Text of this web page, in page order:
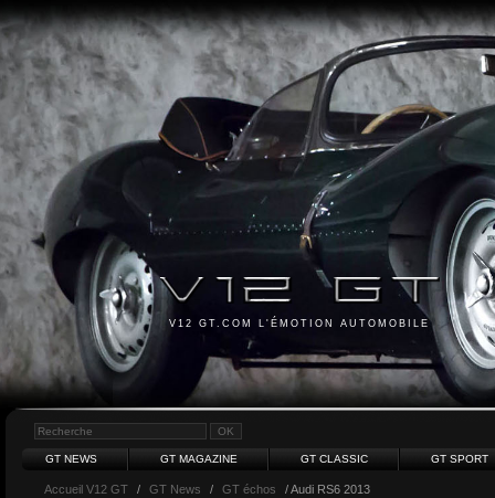
V12 GT.COM L'ÉMOTION AUTOMOBILE
GT NEWS GT MAGAZINE GT CLASSIC GT SPORT
Accueil V12 GT / GT News / GT échos / Audi RS6 2013